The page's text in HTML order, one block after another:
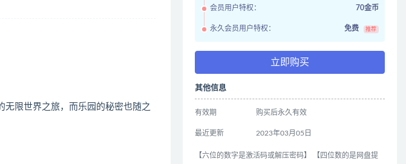
无限世界之旅，而乐园的秘密也随之
会员用户特权： 70金币
永久会员用户特权： 免费 推荐
立即购买
其他信息
有效期 购买后永久有效
最近更新 2023年03月05日
【六位的数字是激活码或解压密码】 【四位数的是网盘提